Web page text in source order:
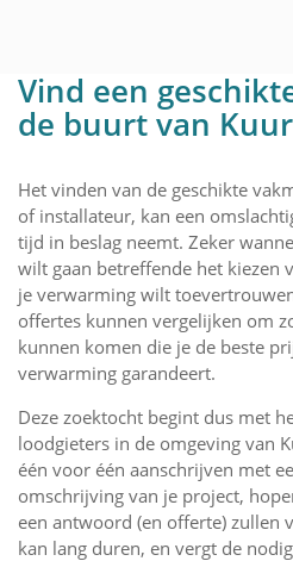
Vind een
de buurt van
Het vinden van de geschikte
of installateur, kan een
tijd in beslag neemt. Zeker
wilt gaan betreffende het kiezen
je verwarming wilt
offertes kunnen vergelijken om
kunnen komen die je de beste
verwarming garandeert.
Deze zoektocht begint dus met
loodgieters in de omgeving van
één voor één aanschrijven met
omschrijving van je project,
een antwoord (en offerte) zullen
kan lang duren, en vergt de